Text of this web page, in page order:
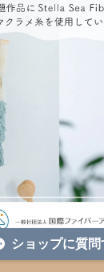
ショップに質問